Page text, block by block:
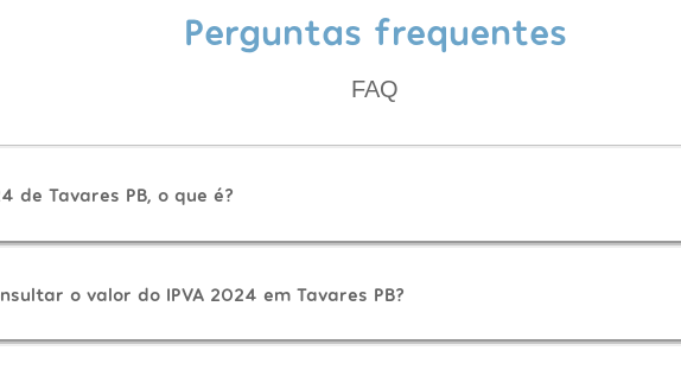
Perguntas frequentes
FAQ
de Tavares PB, o que é?
o valor do IPVA 2024 em Tavares PB?